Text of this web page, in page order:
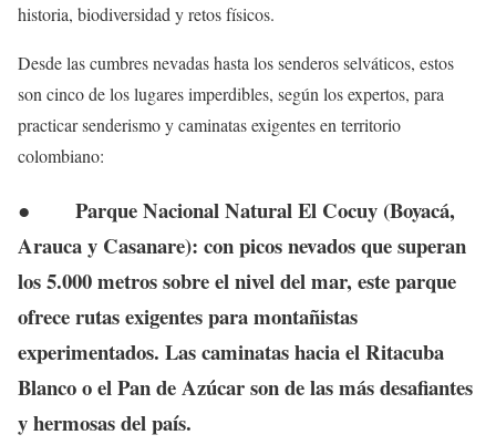
historia, biodiversidad y retos físicos.
Desde las cumbres nevadas hasta los senderos selváticos, estos
son cinco de los lugares imperdibles, según los expertos, para
practicar senderismo y caminatas exigentes en territorio
colombiano:
● Parque Nacional Natural El Cocuy (Boyacá,
Arauca y Casanare): con picos nevados que superan
los 5.000 metros sobre el nivel del mar, este parque
ofrece rutas exigentes para montañistas
experimentados. Las caminatas hacia el Ritacuba
Blanco o el Pan de Azúcar son de las más desafiantes
y hermosas del país.